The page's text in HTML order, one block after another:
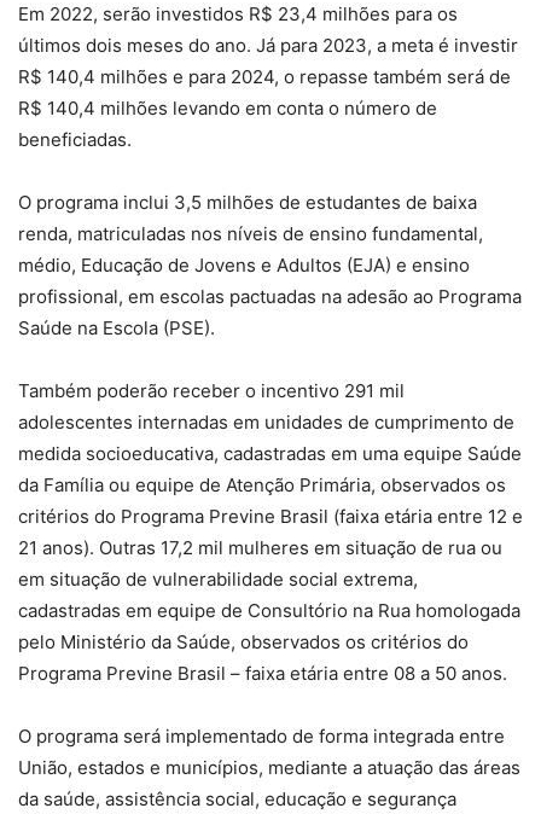
Em 2022, serão investidos R$ 23,4 milhões para os
últimos dois meses do ano. Já para 2023, a meta é investir
R$ 140,4 milhões e para 2024, o repasse também será de
R$ 140,4 milhões levando em conta o número de
beneficiadas.
O programa inclui 3,5 milhões de estudantes de baixa
renda, matriculadas nos níveis de ensino fundamental,
médio, Educação de Jovens e Adultos (EJA) e ensino
profissional, em escolas pactuadas na adesão ao Programa
Saúde na Escola (PSE).
Também poderão receber o incentivo 291 mil
adolescentes internadas em unidades de cumprimento de
medida socioeducativa, cadastradas em uma equipe Saúde
da Família ou equipe de Atenção Primária, observados os
critérios do Programa Previne Brasil (faixa etária entre 12 e
21 anos). Outras 17,2 mil mulheres em situação de rua ou
em situação de vulnerabilidade social extrema,
cadastradas em equipe de Consultório na Rua homologada
pelo Ministério da Saúde, observados os critérios do
Programa Previne Brasil – faixa etária entre 08 a 50 anos.
O programa será implementado de forma integrada entre
União, estados e municípios, mediante a atuação das áreas
da saúde, assistência social, educação e segurança